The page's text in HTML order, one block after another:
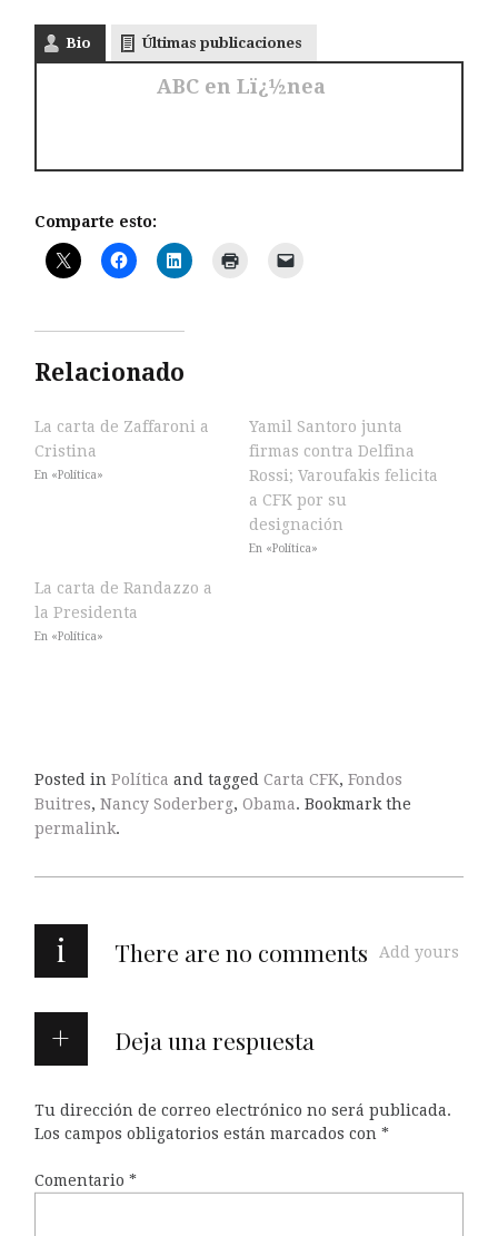
Bio Últimas publicaciones
ABC en Lï¿½nea
Comparte esto:
Relacionado
La carta de Zaffaroni a
Cristina
En «Política»
Yamil Santoro junta
firmas contra Delfina
Rossi; Varoufakis felicita
a CFK por su
designación
En «Política»
La carta de Randazzo a
la Presidenta
En «Política»
Posted in Política and tagged Carta CFK, Fondos
Buitres, Nancy Soderberg, Obama. Bookmark the
permalink.
i There are no comments Add yours
Deja una respuesta
Tu dirección de correo electrónico no será publicada.
Los campos obligatorios están marcados con *
Comentario *